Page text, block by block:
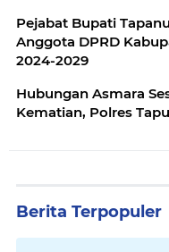
Pejabat Bupati
Anggota DPRD
2024-2029
Hubungan Asmara
Kematian, Polres
Berita Terpopuler